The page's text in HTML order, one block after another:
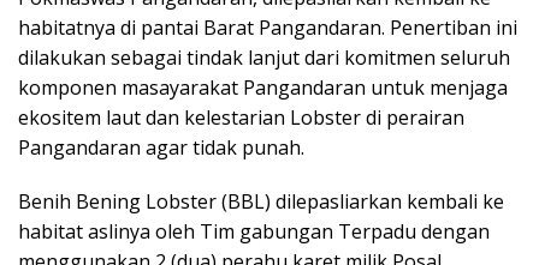
habitatnya di pantai Barat Pangandaran. Penertiban ini
dilakukan sebagai tindak lanjut dari komitmen seluruh
komponen masayarakat Pangandaran untuk menjaga
ekositem laut dan kelestarian Lobster di perairan
Pangandaran agar tidak punah.
Benih Bening Lobster (BBL) dilepasliarkan kembali ke
habitat aslinya oleh Tim gabungan Terpadu dengan